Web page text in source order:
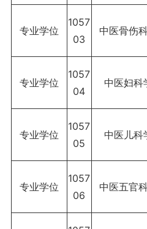
专业学位
1057
03
中医骨伤
专业学位
1057
04
中医妇科
专业学位
1057
05
中医儿科
专业学位
1057
06
中医五官